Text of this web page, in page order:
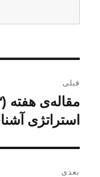
ه
ب
ر
قبلی
ن
و
ت
استراتژی
بعدی